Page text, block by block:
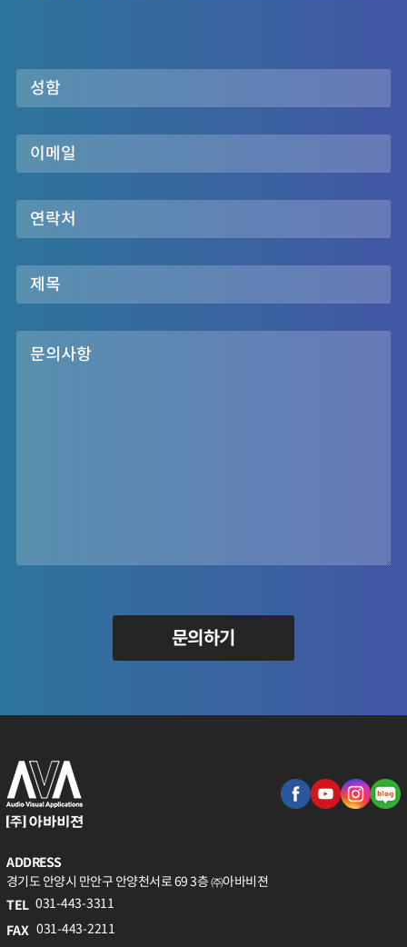
문의하기
ADDRESS
경기도 안양시 만안구 안양천서로 69 3층 ㈜아바비젼
TEL 031-443-3311
FAX 031-443-2211